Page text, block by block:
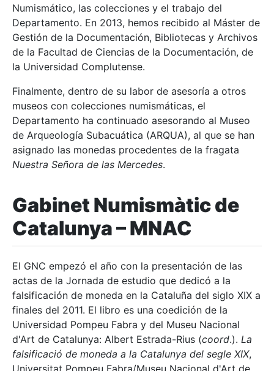
Numismático, las colecciones y el trabajo del
Departamento. En 2013, hemos recibido al Máster de
Gestión de la Documentación, Bibliotecas y Archivos
de la Facultad de Ciencias de la Documentación, de
la Universidad Complutense.
Finalmente, dentro de su labor de asesoría a otros
museos con colecciones numismáticas, el
Departamento ha continuado asesorando al Museo
de Arqueología Subacuática (ARQUA), al que se han
asignado las monedas procedentes de la fragata
Nuestra Señora de las Mercedes.
Gabinet Numismàtic de
Catalunya – MNAC
El GNC empezó el año con la presentación de las
actas de la Jornada de estudio que dedicó a la
falsificación de moneda en la Cataluña del siglo XIX a
finales del 2011. El libro es una coedición de la
Universidad Pompeu Fabra y del Museu Nacional
d'Art de Catalunya: Albert Estrada-Rius (coord.). La
falsificació de moneda a la Catalunya del segle XIX,
Universitat Pompeu Fabra/Museu Nacional d'Art de